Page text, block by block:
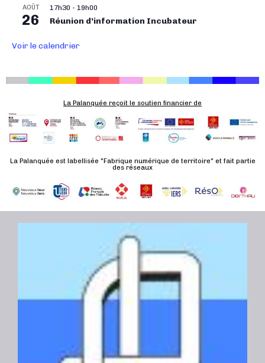
è
e
n
t
AOÛT
26
17h30 - 19h00
Réunion d’information Incubateur
Voir le calendrier
La Palanquée reçoit le soutien financier de
La Palanquée est labellisée "Fabrique numérique de territoire" et fait partie
des réseaux